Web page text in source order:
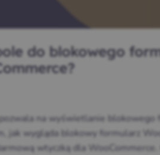
do blokowego
na wyświetlanie blokowego
jak wygląda blokowy formularz
wtyczką dla WooCommerce.